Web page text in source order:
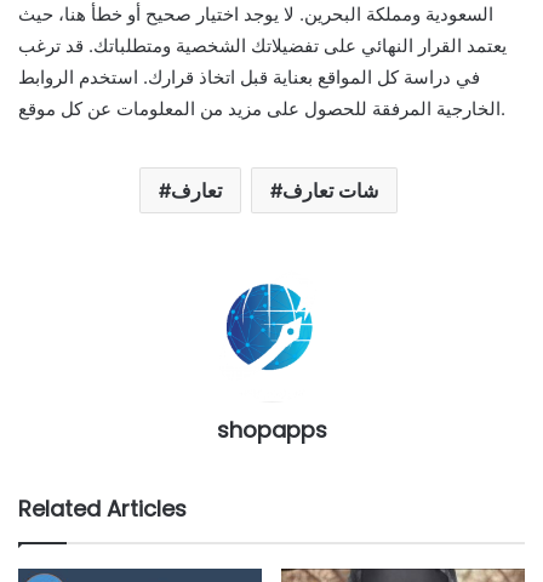
السعودية ومملكة البحرين. لا يوجد اختيار صحيح أو خطأ هنا، حيث
يعتمد القرار النهائي على تفضيلاتك الشخصية ومتطلباتك. قد ترغب
في دراسة كل المواقع بعناية قبل اتخاذ قرارك. استخدم الروابط
الخارجية المرفقة للحصول على مزيد من المعلومات عن كل موقع.
تعارف شات تعارف
shopapps
Related Articles